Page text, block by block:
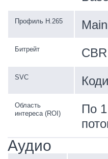
Профиль H.265
Битрейт
SVC
Область
интереса (ROI)
По
Аудио